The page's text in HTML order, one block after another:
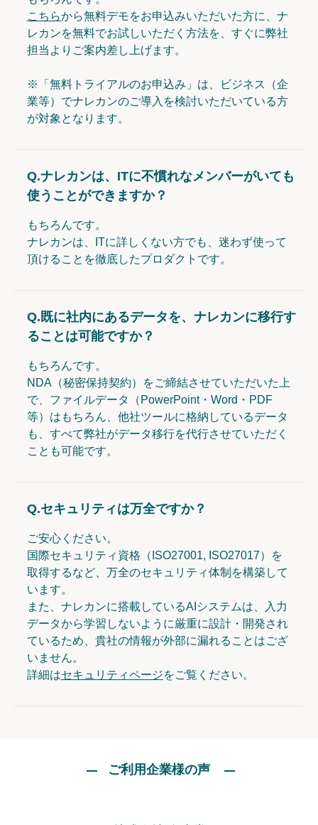
こちらから無料デモをお申込みいただいた方に、ナ
レカンを無料でお試しいただく方法を、すぐに弊社
担当よりご案内差し上げます。
※「無料トライアルのお申込み」は、ビジネス（企
業等）でナレカンのご導入を検討いただいている方
が対象となります。
Q.ナレカンは、ITに不慣れなメンバーがいても
使うことができますか？
もちろんです。
ナレカンは、ITに詳しくない方でも、迷わず使って
頂けることを徹底したプロダクトです。
Q.既に社内にあるデータを、ナレカンに移行す
ることは可能ですか？
もちろんです。
NDA（秘密保持契約）をご締結させていただいた上
で、ファイルデータ（PowerPoint・Word・PDF
等）はもちろん、他社ツールに格納しているデータ
も、すべて弊社がデータ移行を代行させていただく
ことも可能です。
Q.セキュリティは万全ですか？
ご安心ください。
国際セキュリティ資格（ISO27001, ISO27017）を
取得するなど、万全のセキュリティ体制を構築して
います。
また、ナレカンに搭載しているAIシステムは、入力
データから学習しないように厳重に設計・開発され
ているため、貴社の情報が外部に漏れることはござ
いません。
詳細はセキュリティページをご覧ください。
ご利用企業様の声